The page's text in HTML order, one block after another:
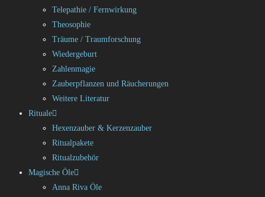
Telepathie / Fernwirkung
Theosophie
Träume / Traumforschung
Wiedergeburt
Zahlenmagie
Zauberpflanzen und Räucherungen
Weitere Literatur
Rituale
Hexenzauber & Kerzenzauber
Ritualpakete
Ritualzubehör
Magische Öle
Anna Riva Öle